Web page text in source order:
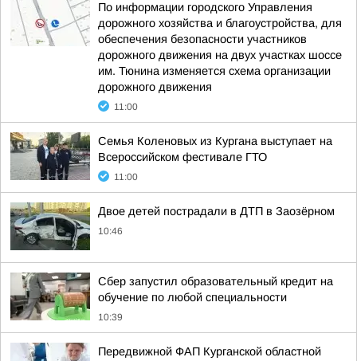
По информации городского Управления
дорожного хозяйства и благоустройства, для
обеспечения безопасности участников
дорожного движения на двух участках шоссе
им. Тюнина изменяется схема организации
дорожного движения
11:00
Семья Коленовых из Кургана выступает на
Всероссийском фестивале ГТО
11:00
Двое детей пострадали в ДТП в Заозёрном
10:46
Сбер запустил образовательный кредит на
обучение по любой специальности
10:39
Передвижной ФАП Курганской областной